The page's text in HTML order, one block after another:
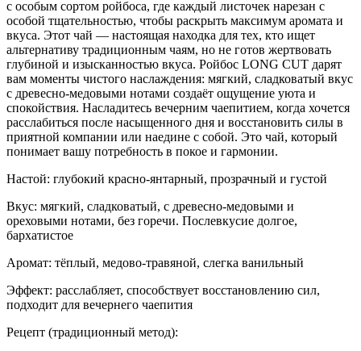
с особым сортом ройбоса, где каждый листочек нарезан с
особой тщательностью, чтобы раскрыть максимум аромата и
вкуса. Этот чай — настоящая находка для тех, кто ищет
альтернативу традиционным чаям, но не готов жертвовать
глубиной и изысканностью вкуса. Ройбос LONG CUT дарят
вам моменты чистого наслаждения: мягкий, сладковатый вкус
с древесно-медовыми нотами создаёт ощущение уюта и
спокойствия. Насладитесь вечерним чаепитием, когда хочется
расслабиться после насыщенного дня и восстановить силы в
приятной компании или наедине с собой. Это чай, который
понимает вашу потребность в покое и гармонии.
Настой: глубокий красно-янтарный, прозрачный и густой
Вкус: мягкий, сладковатый, с древесно-медовыми и
ореховыми нотами, без горечи. Послевкусие долгое,
бархатистое
Аромат: тёплый, медово-травяной, слегка ванильный
Эффект: расслабляет, способствует восстановлению сил,
подходит для вечернего чаепития
Рецепт (традиционный метод):